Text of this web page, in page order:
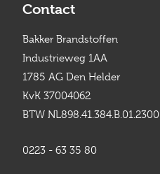
Contact
Bakker Brandstoffen
Industrieweg 1AA
1785 AG Den Helder
KvK 37004062
BTW NL898.41.384.B.01.2300
0223 - 63 35 80